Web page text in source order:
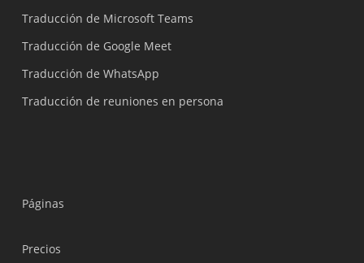
Traducción de Microsoft Teams
Traducción de Google Meet
Traducción de WhatsApp
Traducción de reuniones en persona
Páginas
Precios